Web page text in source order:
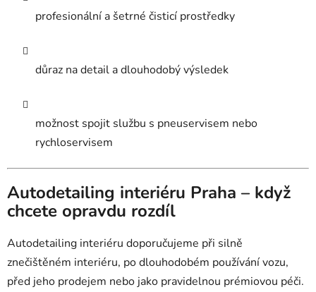
profesionální a šetrné čisticí prostředky
důraz na detail a dlouhodobý výsledek
možnost spojit službu s pneuservisem nebo
rychloservisem
Autodetailing interiéru Praha – když
chcete opravdu rozdíl
Autodetailing interiéru doporučujeme při silně
znečištěném interiéru, po dlouhodobém používání vozu,
před jeho prodejem nebo jako pravidelnou prémiovou péči.